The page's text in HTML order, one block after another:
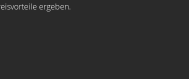
ergeben.